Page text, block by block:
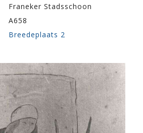
Franeker Stadsschoon
A658
Breedeplaats 2